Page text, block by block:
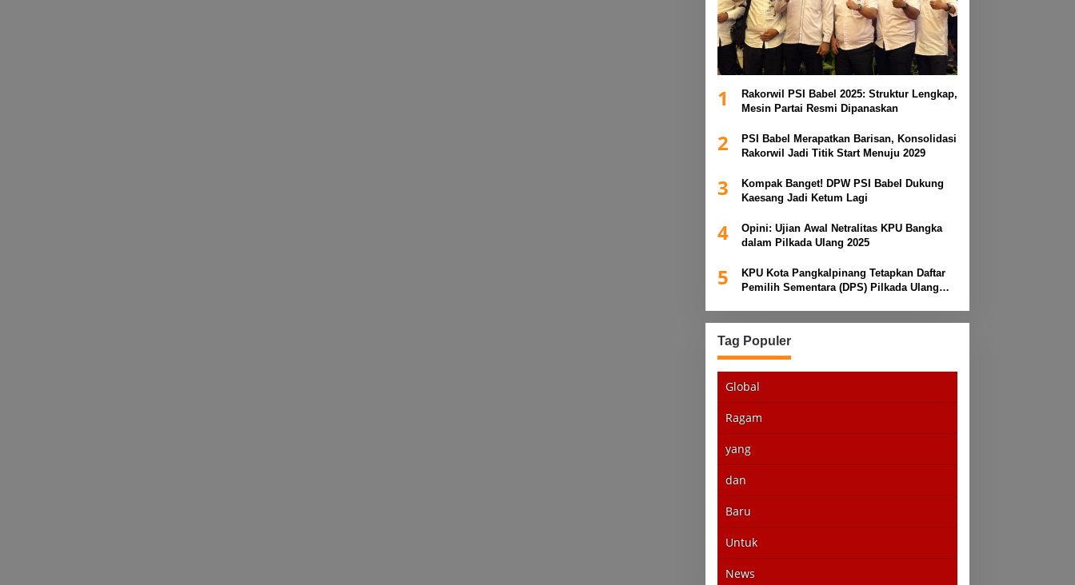
1
Rakorwil PSI Babel 2025: Struktur Lengkap,
Mesin Partai Resmi Dipanaskan
2
PSI Babel Merapatkan Barisan, Konsolidasi
Rakorwil Jadi Titik Start Menuju 2029
3
Kompak Banget! DPW PSI Babel Dukung
Kaesang Jadi Ketum Lagi
4
Opini: Ujian Awal Netralitas KPU Bangka
dalam Pilkada Ulang 2025
5
KPU Kota Pangkalpinang Tetapkan Daftar
Pemilih Sementara (DPS) Pilkada Ulang
Tag Populer
Global
Ragam
yang
dan
Baru
Untuk
News